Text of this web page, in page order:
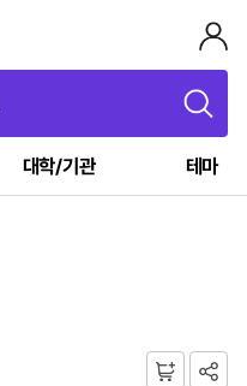
대학/기관 테마